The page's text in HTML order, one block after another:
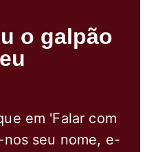
o galpão
em 'Falar com
seu nome, e-